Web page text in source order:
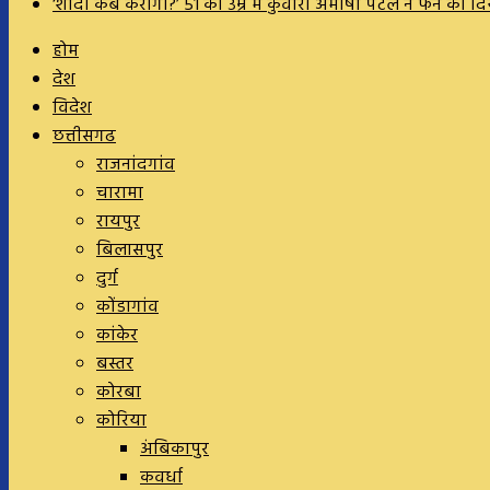
होम
देश
विदेश
छत्तीसगढ
राजनांदगांव
चारामा
रायपुर
बिलासपुर
दुर्ग
कोंडागांव
कांकेर
बस्तर
कोरबा
कोरिया
अंबिकापुर
कवर्धा